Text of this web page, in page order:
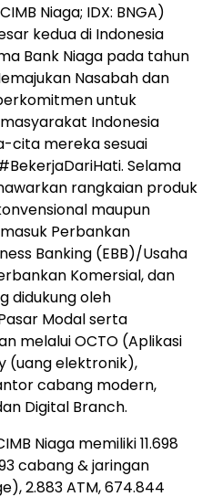
Niaga; IDX: BNGA)
kedua di Indonesia
Bank Niaga pada tahun
Nasabah dan
untuk
Indonesia
cita mereka sesuai
Selama
rangkaian produk
maupun
Perbankan
Banking (EBB)/Usaha
Komersial, dan
didukung oleh
Modal serta
melalui OCTO (Aplikasi
(uang elektronik),
cabang modern,
Digital Branch.
Niaga memiliki 11.698
cabang & jaringan
2.883 ATM, 674.844